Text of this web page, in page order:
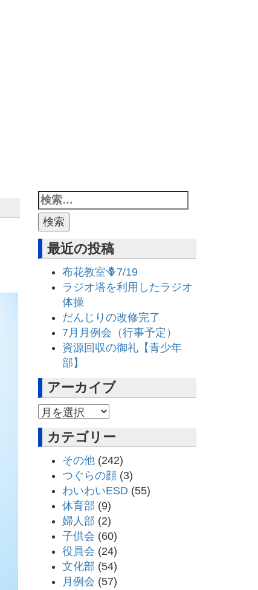
最近の投稿
布花教室🪻7/19
ラジオ塔を利用したラジオ
体操
だんじりの改修完了
7月月例会（行事予定）
資源回収の御礼【青少年
部】
アーカイブ
アーカイブ
カテゴリー
その他(242)
つぐらの顔(3)
わいわいESD (55)
体育部 (9)
婦人部 (2)
子供会 (60)
役員会 (24)
文化部 (54)
月例会 (57)